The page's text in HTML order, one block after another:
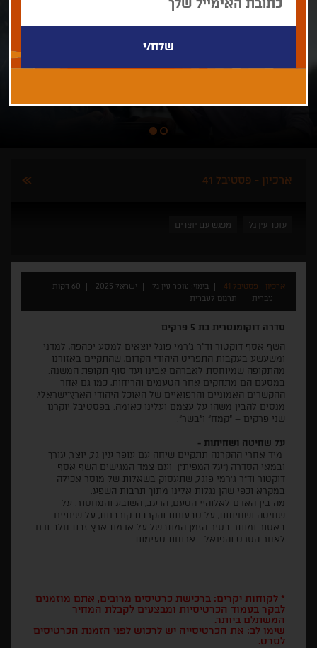
ארכיון - פסטיבל 41
עופר עין גל מפגש עם יוצרים
ארכיון - פסטיבל 41 בימוי: עופר עין גל ישראל 2025
60 דקות
עברית
תרגום לעברית
סדרה דוקומנטרית בת 5 פרקים
השף אסף דוקטור וד"ר ג׳רמי פוגל יוצאים למסע יפהפה, למדני
ומשעשע בעקבות התפריט היהודי הקדום, שהתקיים באזורנו
מהתקופה שמיוחסת לאברהם אבינו ועד סוף תקופת המשנה.
במסעם הם מתחקים אחר הטעמים והריחות, כמו גם אחר
ההקשרים האמוניים והרפואיים של האוכל היהודי הארץ־ישראלי,
מנסים להבין משהו על עצמם ועלינו כאומה. בפסטיבל יוקרנו
שני פרקים – "קמח" ו"בשר".
על שחיטה ושחיתות -
מיד אחרי ההקרנה תתקיים שיחה עם עופר עין גל, יוצר, עורך
ובמאי הסדרה ("על המפית") ועם צמד המגישים השף אסף
דוקטור וד"ר ג'רמי פוגל, שתעסוק בשאלות של מוסר אכילה
במקרא וכפי שהן נגלות אלינו מתוך תרבות השפע.
מה בין האדם לאלוהיי הטעם, הרעב, השובע והמחסור. על
שחיטה ושחיתות, על טבעונות והקרבת קורבנות, על שינויים
באסור ומותר בסיר הזמן המתבשל על אדמת ארץ זבת חלב ודם.
לאחר הסרט והפנאל - ארוחת טעימות
* לקוחות יקרים: ברכישת כרטיסים מרובים, אתם מוזמנים
לבקר בעמוד הכרטיסיות ומבצעים לקבלת המחיר
המשתלם ביותר.
שימו לב: את הכרטיסייה יש לרכוש לפני הזמנת הכרטיסים
לסרט.